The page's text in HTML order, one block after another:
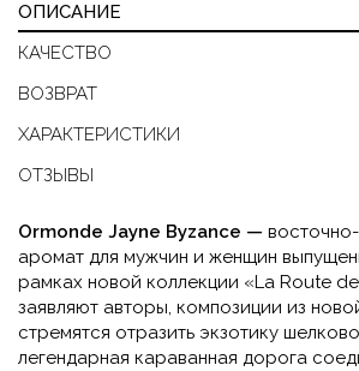
ОПИСАНИЕ
КАЧЕСТВО
ВОЗВРАТ
ХАРАКТЕРИСТИКИ
ОТЗЫВЫ
Ormonde Jayne Byzance —
аромат для мужчин и женщин
рамках новой коллекции «La Route
заявляют авторы, композиции из
стремятся отразить экзотику
легендарная караванная дорога